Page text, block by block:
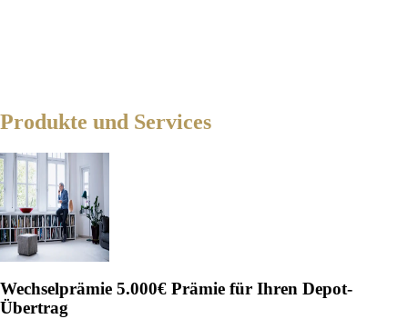
Produkte und Services
Wechselprämie 5.000€ Prämie für Ihren Depot-
Übertrag